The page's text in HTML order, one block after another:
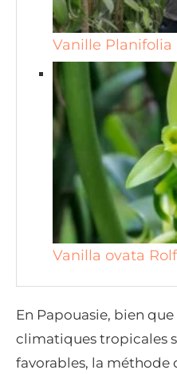
Vanille Planifolia
Vanilla ovata
En Papouasie, bien
climatiques tropicales
favorables, la méthode